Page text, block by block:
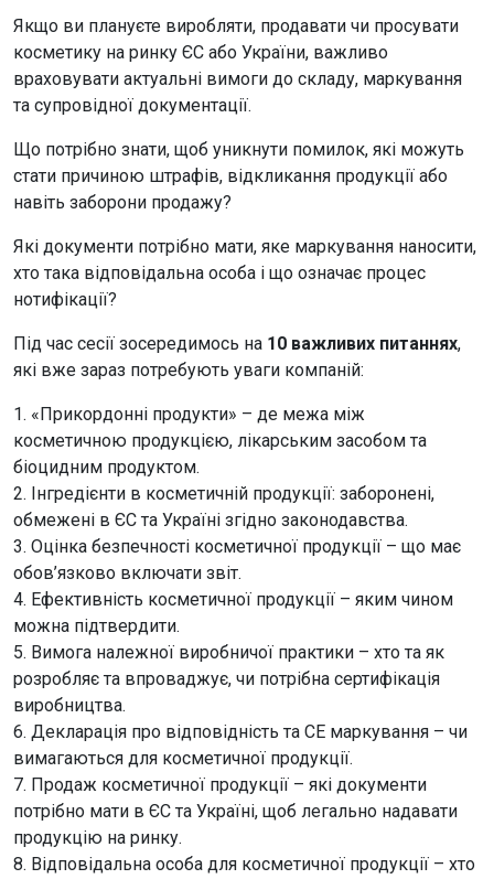
Якщо ви плануєте виробляти, продавати чи просувати
косметику на ринку ЄС або України, важливо
враховувати актуальні вимоги до складу, маркування
та супровідної документації.
Що потрібно знати, щоб уникнути помилок, які можуть
стати причиною штрафів, відкликання продукції або
навіть заборони продажу?
Які документи потрібно мати, яке маркування наносити,
хто така відповідальна особа і що означає процес
нотифікації?
Під час сесії зосередимось на 10 важливих питаннях,
які вже зараз потребують уваги компаній:
1. «Прикордонні продукти» – де межа між
косметичною продукцією, лікарським засобом та
біоцидним продуктом.
2. Інгредієнти в косметичній продукції: заборонені,
обмежені в ЄС та Україні згідно законодавства.
3. Оцінка безпечності косметичної продукції – що має
обов’язково включати звіт.
4. Ефективність косметичної продукції – яким чином
можна підтвердити.
5. Вимога належної виробничої практики – хто та як
розробляє та впроваджує, чи потрібна сертифікація
виробництва.
6. Декларація про відповідність та СЕ маркування – чи
вимагаються для косметичної продукції.
7. Продаж косметичної продукції – які документи
потрібно мати в ЄС та Україні, щоб легально надавати
продукцію на ринку.
8. Відповідальна особа для косметичної продукції – хто